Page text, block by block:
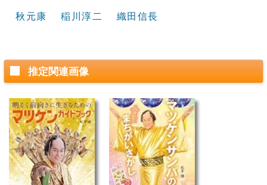
秋元康 稲川淳二 織田信長
推定関連画像